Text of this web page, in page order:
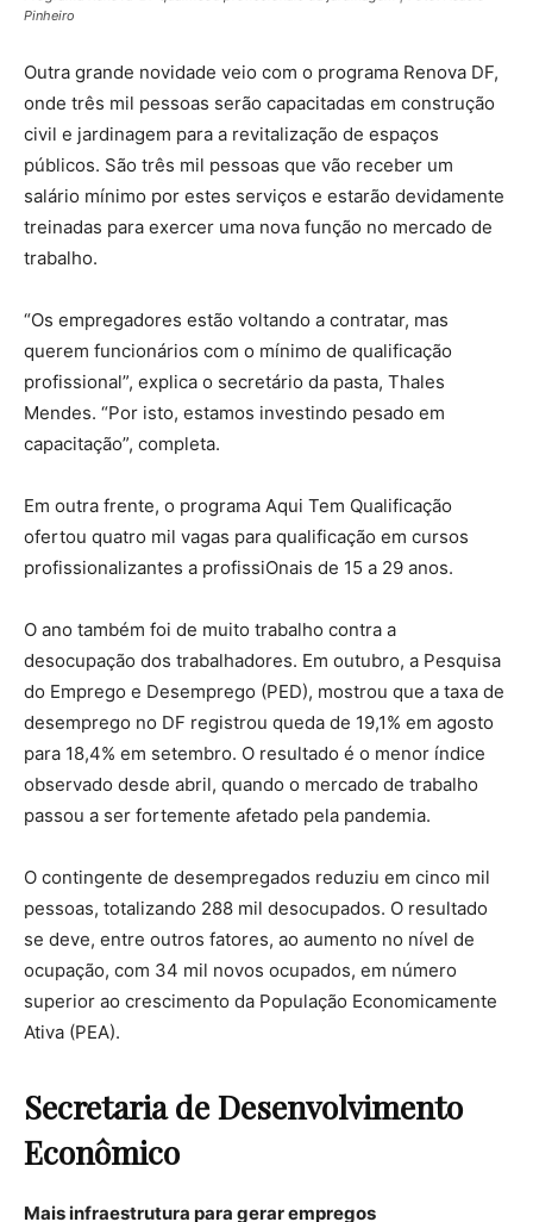
Pinheiro
Outra grande novidade veio com o programa Renova DF,
onde três mil pessoas serão capacitadas em construção
civil e jardinagem para a revitalização de espaços
públicos. São três mil pessoas que vão receber um
salário mínimo por estes serviços e estarão devidamente
treinadas para exercer uma nova função no mercado de
trabalho.
“Os empregadores estão voltando a contratar, mas
querem funcionários com o mínimo de qualificação
profissional”, explica o secretário da pasta, Thales
Mendes. “Por isto, estamos investindo pesado em
capacitação”, completa.
Em outra frente, o programa Aqui Tem Qualificação
ofertou quatro mil vagas para qualificação em cursos
profissionalizantes a profissiOnais de 15 a 29 anos.
O ano também foi de muito trabalho contra a
desocupação dos trabalhadores. Em outubro, a Pesquisa
do Emprego e Desemprego (PED), mostrou que a taxa de
desemprego no DF registrou queda de 19,1% em agosto
para 18,4% em setembro. O resultado é o menor índice
observado desde abril, quando o mercado de trabalho
passou a ser fortemente afetado pela pandemia.
O contingente de desempregados reduziu em cinco mil
pessoas, totalizando 288 mil desocupados. O resultado
se deve, entre outros fatores, ao aumento no nível de
ocupação, com 34 mil novos ocupados, em número
superior ao crescimento da População Economicamente
Ativa (PEA).
Secretaria de Desenvolvimento
Econômico
Mais infraestrutura para gerar empregos